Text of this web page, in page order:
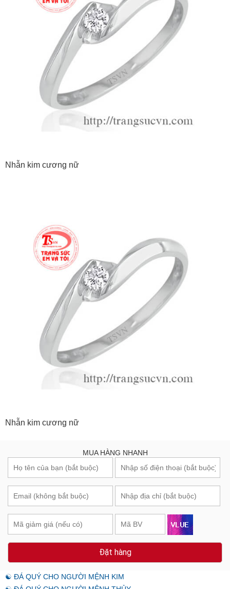
Nhẫn kim cương nữ
Nhẫn kim cương nữ
MUA HÀNG NHANH
Đặt hàng
☯ ĐÁ QUÝ CHO NGƯỜI MỆNH KIM